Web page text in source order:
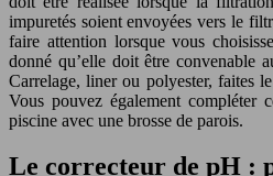
impuretés soient envoyées vers le
faire attention lorsque vous
donné qu’elle doit être convenable
Carrelage, liner ou polyester, faites
Vous pouvez également compléter
piscine avec une brosse de parois.
Le correcteur de pH :